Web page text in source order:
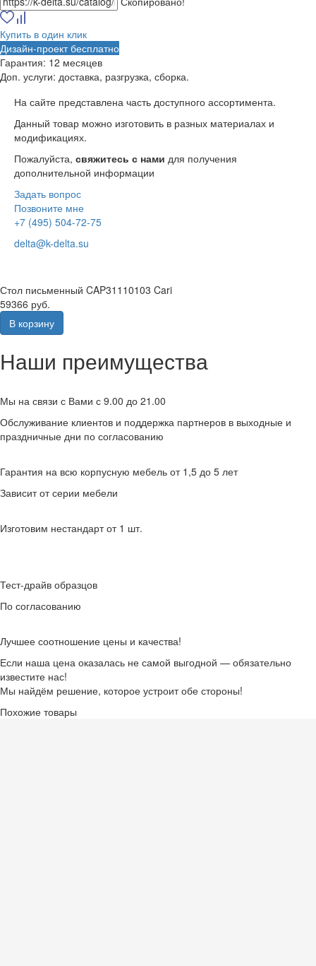
Купить в один клик
Дизайн-проект бесплатно
Гарантия: 12 месяцев
Доп. услуги: доставка, разгрузка, сборка.
На сайте представлена часть доступного ассортимента.
Данный товар можно изготовить в разных материалах и
модификациях.
Пожалуйста, свяжитесь с нами для получения
дополнительной информации
Задать вопрос
Позвоните мне
+7 (495) 504-72-75
delta@k-delta.su
Стол письменный CAP31110103 Cari
59366 руб.
В корзину
Наши преимущества
Мы на связи с Вами с 9.00 до 21.00
Обслуживание клиентов и поддержка партнеров в выходные и
праздничные дни по согласованию
Гарантия на всю корпусную мебель от 1,5 до 5 лет
Зависит от серии мебели
Изготовим нестандарт от 1 шт.
Тест-драйв образцов
По согласованию
Лучшее соотношение цены и качества!
Если наша цена оказалась не самой выгодной — обязательно
известите нас!
Мы найдём решение, которое устроит обе стороны!
Похожие товары